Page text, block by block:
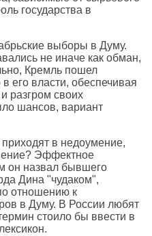
государства в
выборы в Думу.
не иначе как обман,
Кремль пошел
его власти, обеспечивая
разгром своих
шансов, вариант
в недоумение,
Эффектное
он назвал бывшего
Дина "чудаком",
отношению к
в Думу. В России любят
стоило бы ввести в